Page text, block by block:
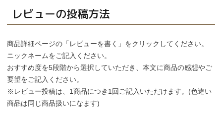
個人情報取り扱いについて
閉じる
レビューの投稿方法
商品詳細ページの「レビューを書く」をクリックしてください。
ニックネームをご記入ください。
おすすめ度を5段階から選択していただき、本文に商品の感想やご
要望をご記入ください。
※レビュー投稿は、1商品につき1回ご記入いただけます。(色違い
商品は同じ商品扱いになます)